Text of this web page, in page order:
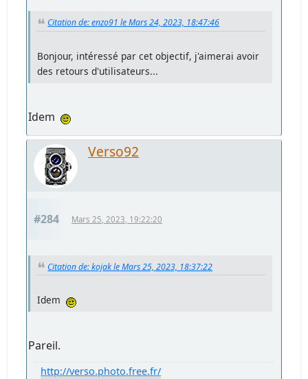
Citation de: enzo91 le Mars 24, 2023, 18:47:46
Bonjour, intéressé par cet objectif, j'aimerai avoir
des retours d'utilisateurs...
Idem
Verso92
#284 Mars 25, 2023, 19:22:20
Citation de: kojak le Mars 25, 2023, 18:37:22
Idem
Pareil.
http://verso.photo.free.fr/